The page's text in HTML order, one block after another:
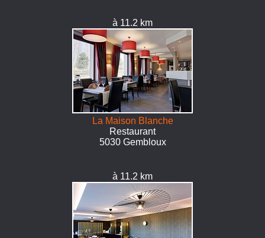
à 11.2 km
La Maison Blanche
Restaurant
5030 Gembloux
à 11.2 km